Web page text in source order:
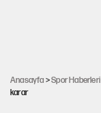
Anasayfa >Spor Haberleri
karar